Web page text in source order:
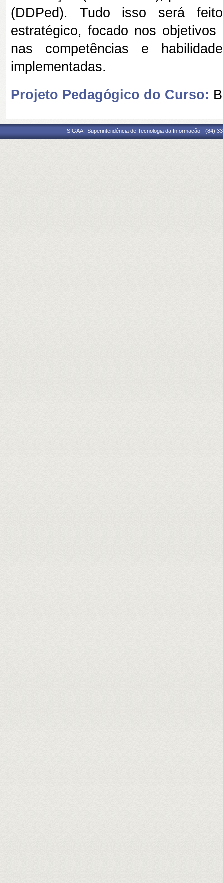
(DDPed). Tudo isso será
estratégico, focado nos
nas competências e
implementadas.
Projeto Pedagógico do Curso:
SIGAA | Superintendência de Tecnologia da Informação - (84)